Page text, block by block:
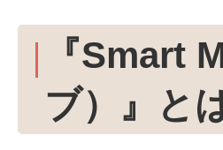
『Smart
ブ）』と